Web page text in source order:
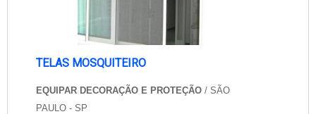
TELAS MOSQUITEIRO
EQUIPAR DECORAÇÃO E PROTEÇÃO / SÃO
PAULO - SP